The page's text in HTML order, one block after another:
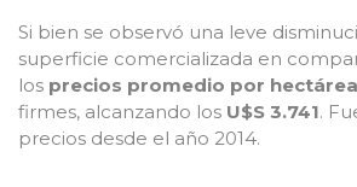
Si bien se observó una leve
superficie comercializada en
los precios promedio por hectárea
firmes, alcanzando los U$S 3.741.
precios desde el año 2014.